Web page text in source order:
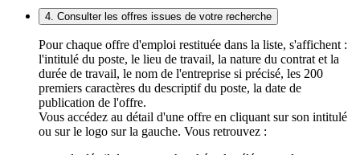
4. Consulter les offres issues de votre recherche
Pour chaque offre d'emploi restituée dans la liste, s'affichent :
l'intitulé du poste, le lieu de travail, la nature du contrat et la
durée de travail, le nom de l'entreprise si précisé, les 200
premiers caractères du descriptif du poste, la date de
publication de l'offre.
Vous accédez au détail d'une offre en cliquant sur son intitulé
ou sur le logo sur la gauche. Vous retrouvez :